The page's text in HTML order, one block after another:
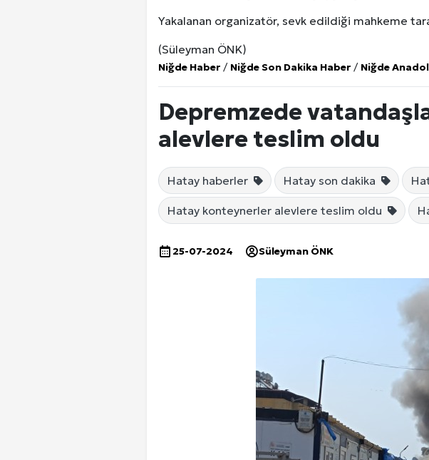
Yakalanan organizatör, sevk edildiği mahkeme
(Süleyman ÖNK)
Niğde Haber / Niğde Son Dakika Haber / Niğde
Depremzede
alevlere teslim oldu
Hatay haberler Hatay son dakika
Hatay konteynerler alevlere teslim oldu
25-07-2024 Süleyman ÖNK